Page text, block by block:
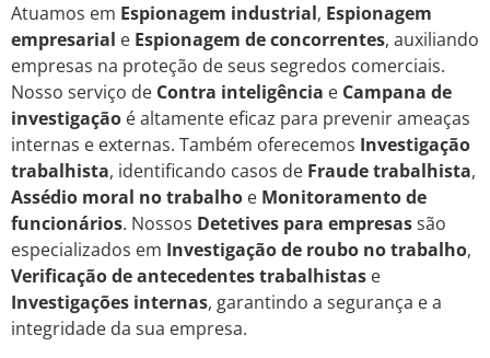
Atuamos em Espionagem industrial, Espionagem
empresarial e Espionagem de concorrentes, auxiliando
empresas na proteção de seus segredos comerciais.
Nosso serviço de Contra inteligência e Campana de
investigação é altamente eficaz para prevenir ameaças
internas e externas. Também oferecemos Investigação
trabalhista, identificando casos de Fraude trabalhista,
Assédio moral no trabalho e Monitoramento de
funcionários. Nossos Detetives para empresassão
especializados em Investigação de roubo no trabalho,
Verificação de antecedentes trabalhistas e
Investigações internas, garantindo a segurança e a
integridade da sua empresa.